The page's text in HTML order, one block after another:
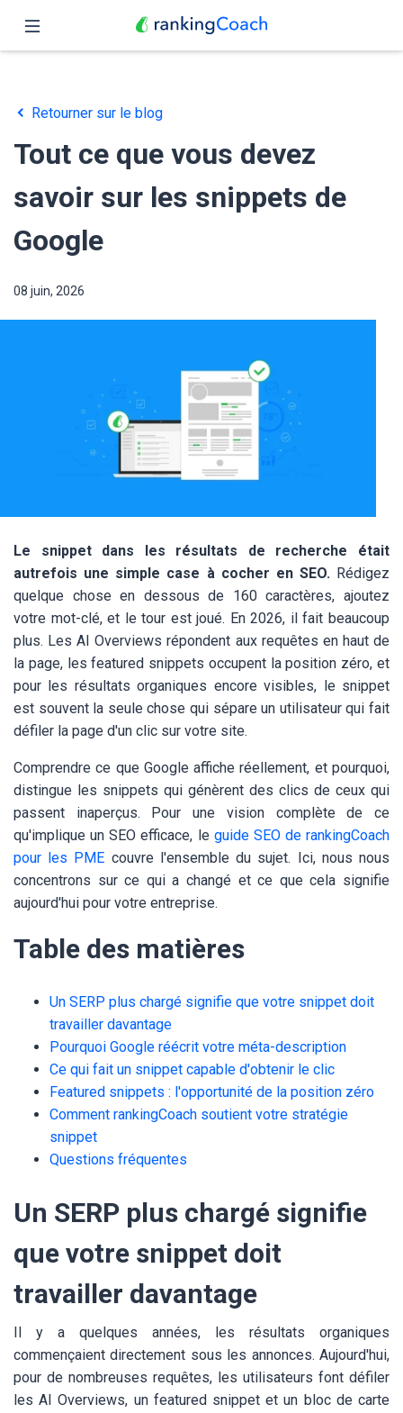
Fonctionnalités
Tarifs
Partenaires
Blog
Français
Retourner sur le blog
Tout ce que vous devez
savoir sur les snippets de
Google
08 juin, 2026
Le snippet dans les résultats de recherche était
autrefois une simple case à cocher en SEO.Rédigez
quelque chose en dessous de 160 caractères, ajoutez
votre mot-clé, et le tour est joué. En 2026, il fait beaucoup
plus. Les AI Overviews répondent aux requêtes en haut de
la page, les featured snippets occupent la position zéro, et
pour les résultats organiques encore visibles, le snippet
est souvent la seule chose qui sépare un utilisateur qui fait
défiler la page d'un clic sur votre site.
Comprendre ce que Google affiche réellement, et pourquoi,
distingue les snippets qui génèrent des clics de ceux qui
passent inaperçus. Pour une vision complète de ce
qu'implique un SEO efficace, le guide SEO de rankingCoach
pour les PME couvre l'ensemble du sujet. Ici, nous nous
concentrons sur ce qui a changé et ce que cela signifie
aujourd'hui pour votre entreprise.
Table des matières
Un SERP plus chargé signifie que votre snippet doit
travailler davantage
Pourquoi Google réécrit votre méta-description
Ce qui fait un snippet capable d'obtenir le clic
Featured snippets : l'opportunité de la position zéro
Comment rankingCoach soutient votre stratégie
snippet
Questions fréquentes
Un SERP plus chargé signifie
que votre snippet doit
travailler davantage
Il y a quelques années, les résultats organiques
commençaient directement sous les annonces. Aujourd'hui,
pour de nombreuses requêtes, les utilisateurs font défiler
les AI Overviews, un featured snippet et un bloc de carte